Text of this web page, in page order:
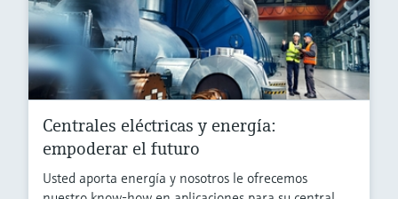
Centrales eléctricas y energía:
empoderar el futuro
Usted aporta energía y nosotros le ofrecemos